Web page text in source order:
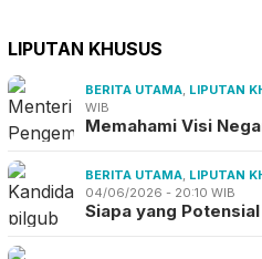
LIPUTAN KHUSUS
BERITA UTAMA LIPUTAN
WIB
Memahami Visi
BERITA UTAMA LIPUTAN
04/06/2026 - 20:10 WIB
Siapa yang